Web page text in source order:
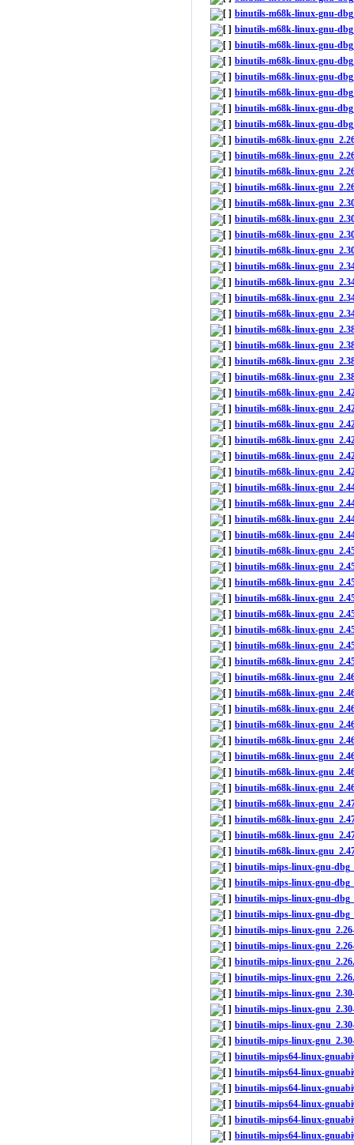
binutils-m68k-linux-gnu-
binutils-m68k-linux-gnu-
binutils-m68k-linux-gnu-
binutils-m68k-linux-gnu-
binutils-m68k-linux-gnu-
binutils-m68k-linux-gnu-
binutils-m68k-linux-gnu-
binutils-m68k-linux-gnu-
binutils-m68k-linux-
binutils-m68k-linux-
binutils-m68k-linux-
binutils-m68k-linux-
binutils-m68k-linux-
binutils-m68k-linux-
binutils-m68k-linux-
binutils-m68k-linux-
binutils-m68k-linux-
binutils-m68k-linux-
binutils-m68k-linux-
binutils-m68k-linux-
binutils-m68k-linux-
binutils-m68k-linux-
binutils-m68k-linux-
binutils-m68k-linux-
binutils-m68k-linux-
binutils-m68k-linux-
binutils-m68k-linux-
binutils-m68k-linux-
binutils-m68k-linux-
binutils-m68k-linux-
binutils-m68k-linux-
binutils-m68k-linux-
binutils-m68k-linux-
binutils-m68k-linux-
binutils-m68k-linux-
binutils-m68k-linux-
binutils-m68k-linux-
binutils-m68k-linux-
binutils-m68k-linux-
binutils-m68k-linux-
binutils-m68k-linux-
binutils-m68k-linux-
binutils-m68k-linux-
binutils-m68k-linux-
binutils-m68k-linux-
binutils-m68k-linux-
binutils-m68k-linux-
binutils-m68k-linux-
binutils-m68k-linux-
binutils-m68k-linux-
binutils-m68k-linux-
binutils-m68k-linux-
binutils-m68k-linux-
binutils-m68k-linux-
binutils-mips-linux-gnu-
binutils-mips-linux-gnu-
binutils-mips-linux-gnu-
binutils-mips-linux-gnu-
binutils-mips-linux-
binutils-mips-linux-
binutils-mips-linux-
binutils-mips-linux-
binutils-mips-linux-
binutils-mips-linux-
binutils-mips-linux-
binutils-mips-linux-
binutils-mips64-linux-
binutils-mips64-linux-
binutils-mips64-linux-
binutils-mips64-linux-
binutils-mips64-linux-
binutils-mips64-linux-